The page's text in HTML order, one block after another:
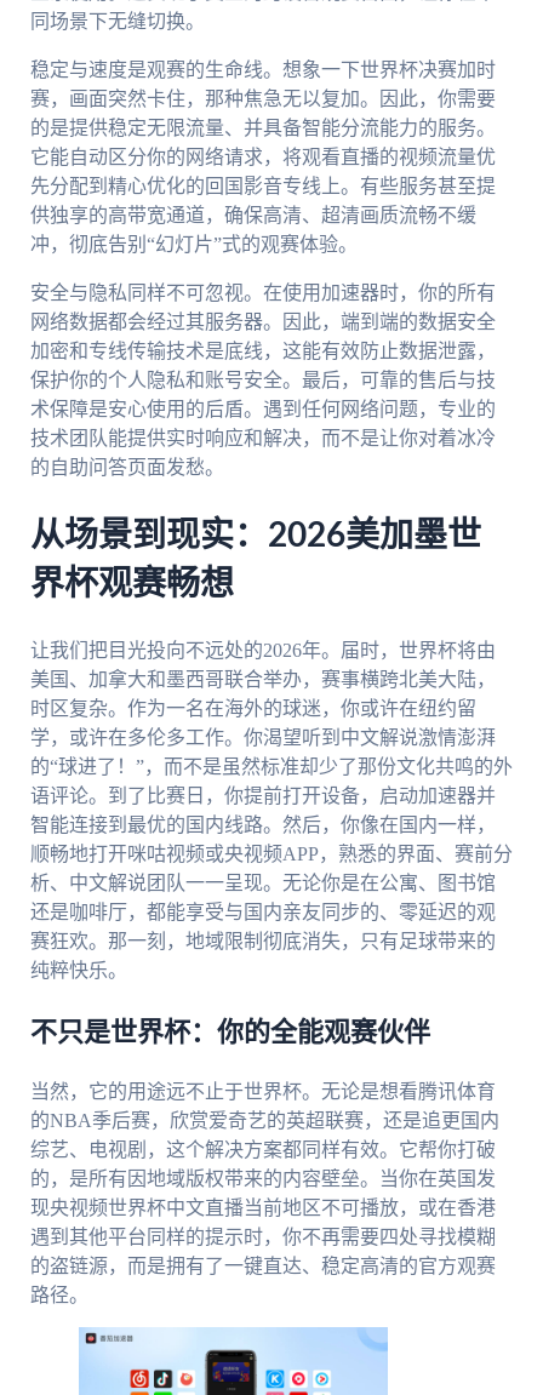
同场景下无缝切换。
稳定与速度是观赛的生命线。想象一下世界杯决赛加时
赛，画面突然卡住，那种焦急无以复加。因此，你需要
的是提供稳定无限流量、并具备智能分流能力的服务。
它能自动区分你的网络请求，将观看直播的视频流量优
先分配到精心优化的回国影音专线上。有些服务甚至提
供独享的高带宽通道，确保高清、超清画质流畅不缓
冲，彻底告别“幻灯片”式的观赛体验。
安全与隐私同样不可忽视。在使用加速器时，你的所有
网络数据都会经过其服务器。因此，端到端的数据安全
加密和专线传输技术是底线，这能有效防止数据泄露，
保护你的个人隐私和账号安全。最后，可靠的售后与技
术保障是安心使用的后盾。遇到任何网络问题，专业的
技术团队能提供实时响应和解决，而不是让你对着冰冷
的自助问答页面发愁。
从场景到现实：2026美加墨世
界杯观赛畅想
让我们把目光投向不远处的2026年。届时，世界杯将由
美国、加拿大和墨西哥联合举办，赛事横跨北美大陆，
时区复杂。作为一名在海外的球迷，你或许在纽约留
学，或许在多伦多工作。你渴望听到中文解说激情澎湃
的“球进了！”，而不是虽然标准却少了那份文化共鸣的外
语评论。到了比赛日，你提前打开设备，启动加速器并
智能连接到最优的国内线路。然后，你像在国内一样，
顺畅地打开咪咕视频或央视频APP，熟悉的界面、赛前分
析、中文解说团队一一呈现。无论你是在公寓、图书馆
还是咖啡厅，都能享受与国内亲友同步的、零延迟的观
赛狂欢。那一刻，地域限制彻底消失，只有足球带来的
纯粹快乐。
不只是世界杯：你的全能观赛伙伴
当然，它的用途远不止于世界杯。无论是想看腾讯体育
的NBA季后赛，欣赏爱奇艺的英超联赛，还是追更国内
综艺、电视剧，这个解决方案都同样有效。它帮你打破
的，是所有因地域版权带来的内容壁垒。当你在英国发
现央视频世界杯中文直播当前地区不可播放，或在香港
遇到其他平台同样的提示时，你不再需要四处寻找模糊
的盗链源，而是拥有了一键直达、稳定高清的官方观赛
路径。